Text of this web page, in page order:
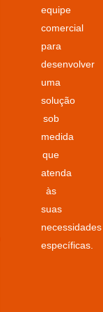
equipe
comercial
para
desenvolver
uma
solução
sob
medida
que
atenda
às
suas
necessidades
específicas.